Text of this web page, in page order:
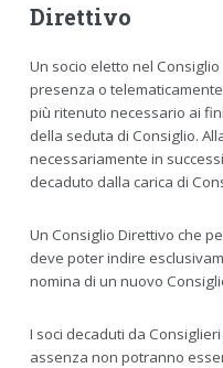
Direttivo
Un socio eletto nel
presenza o
più ritenuto necessario ai
della seduta di Consiglio.
necessariamente in
decaduto dalla carica di
Un Consiglio Direttivo che
deve poter indire
nomina di un nuovo
I soci decaduti da
assenza non potranno